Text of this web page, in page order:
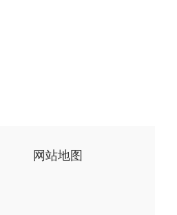
网站地图